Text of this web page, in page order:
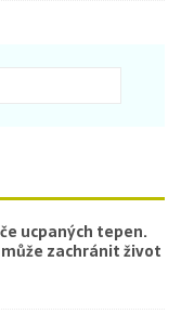
ucpaných tepen.
zachránit život